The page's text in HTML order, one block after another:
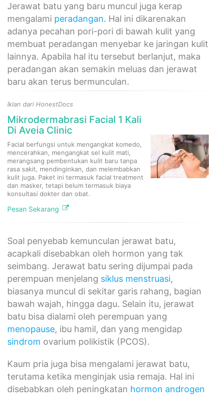
Jerawat batu yang baru muncul juga kerap
mengalami peradangan. Hal ini dikarenakan
adanya pecahan pori-pori di bawah kulit yang
membuat peradangan menyebar ke jaringan kulit
lainnya. Apabila hal itu tersebut berlanjut, maka
peradangan akan semakin meluas dan jerawat
baru akan terus bermunculan.
Iklan dari HonestDocs
Mikrodermabrasi Facial 1 Kali
Di Aveia Clinic
Facial berfungsi untuk mengangkat komedo,
mencerahkan, mengangkat sel kulit mati,
merangsang pembentukan kulit baru tanpa
rasa sakit, mendinginkan, dan melembabkan
kulit juga. Paket ini termasuk facial treatment
dan masker, tetapi belum termasuk biaya
konsultasi dokter dan obat.​
Pesan Sekarang
Soal penyebab kemunculan jerawat batu,
acapkali disebabkan oleh hormon yang tak
seimbang. Jerawat batu sering dijumpai pada
perempuan menjelang siklus menstruasi,
biasanya muncul di sekitar garis rahang, bagian
bawah wajah, hingga dagu. Selain itu, jerawat
batu bisa dialami oleh perempuan yang
menopause, ibu hamil, dan yang mengidap
sindrom ovarium polikistik (PCOS).
Kaum pria juga bisa mengalami jerawat batu,
terutama ketika menginjak usia remaja. Hal ini
disebabkan oleh peningkatan hormon androgen